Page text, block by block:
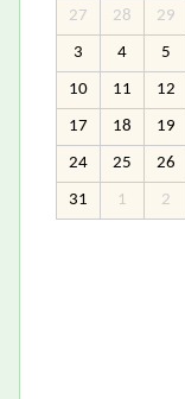
27
28 29
3 4 5
10 11 12
17 18 19
24 25 26
31 1 2